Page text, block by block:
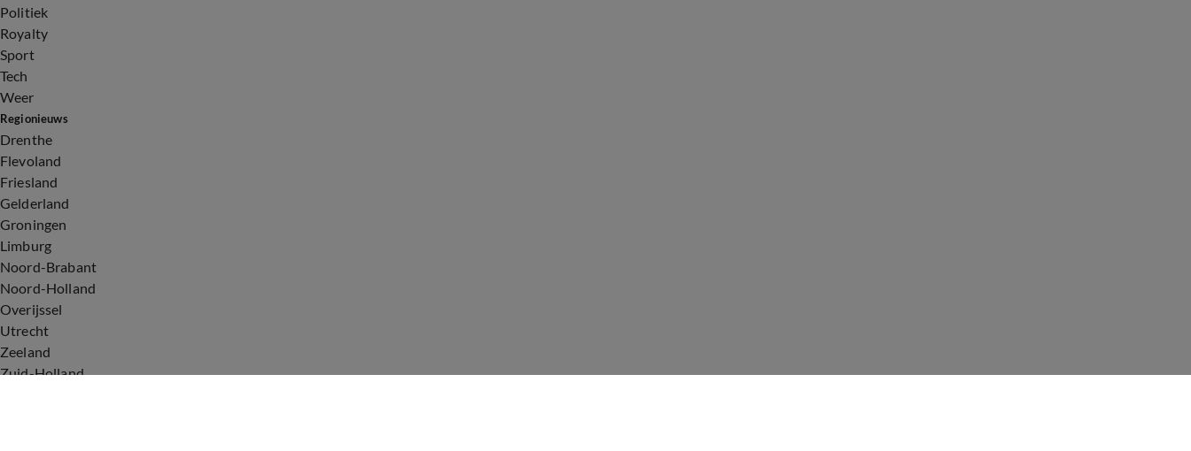
Politiek
Royalty
Sport
Tech
Weer
Regionieuws
Drenthe
Flevoland
Friesland
Gelderland
Groningen
Limburg
Noord-Brabant
Noord-Holland
Overijssel
Utrecht
Zeeland
Zuid-Holland